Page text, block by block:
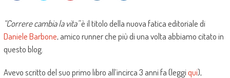
“Correre cambia la vita”è il titolo della nuova fatica editoriale di
Daniele Barbone, amico runner che più di una volta abbiamo citato in
questo blog.
Avevo scritto del suo primo libro all’incirca 3 anni fa (leggiqui),